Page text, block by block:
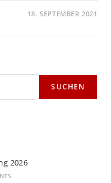
18. SEPTEMBER 2021
SUCHEN
2026